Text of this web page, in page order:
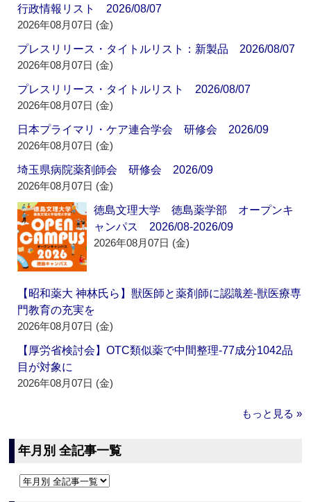
行政情報リスト 2026/08/07
2026年08月07日 (金)
プレスリリース・タイトルリスト：新製品 2026/08/07
2026年08月07日 (金)
プレスリリース・タイトルリスト 2026/08/07
2026年08月07日 (金)
日本プライマリ・ケア連合学会 研修会 2026/09
2026年08月07日 (金)
埼玉県病院薬剤師会 研修会 2026/09
2026年08月07日 (金)
徳島文理大学 徳島薬学部 オープンキ
ャンパス 2026/08-2026/09
2026年08月07日 (金)
【昭和薬大 神林氏ら】獣医師と薬剤師に認識差‐獣医療専
門教育の充実を
2026年08月07日 (金)
【厚労省検討会】OTC類似薬で中間整理‐77成分1042品
目が対象に
2026年08月07日 (金)
もっと見る »
年月別 全記事一覧